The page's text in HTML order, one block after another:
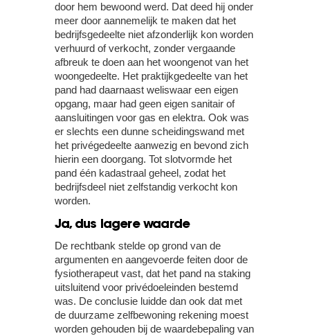
door hem bewoond werd. Dat deed hij onder
meer door aannemelijk te maken dat het
bedrijfsgedeelte niet afzonderlijk kon worden
verhuurd of verkocht, zonder vergaande
afbreuk te doen aan het woongenot van het
woongedeelte. Het praktijkgedeelte van het
pand had daarnaast weliswaar een eigen
opgang, maar had geen eigen sanitair of
aansluitingen voor gas en elektra. Ook was
er slechts een dunne scheidingswand met
het privégedeelte aanwezig en bevond zich
hierin een doorgang. Tot slotvormde het
pand één kadastraal geheel, zodat het
bedrijfsdeel niet zelfstandig verkocht kon
worden.
Ja, dus lagere waarde
De rechtbank stelde op grond van de
argumenten en aangevoerde feiten door de
fysiotherapeut vast, dat het pand na staking
uitsluitend voor privédoeleinden bestemd
was. De conclusie luidde dan ook dat met
de duurzame zelfbewoning rekening moest
worden gehouden bij de waardebepaling van